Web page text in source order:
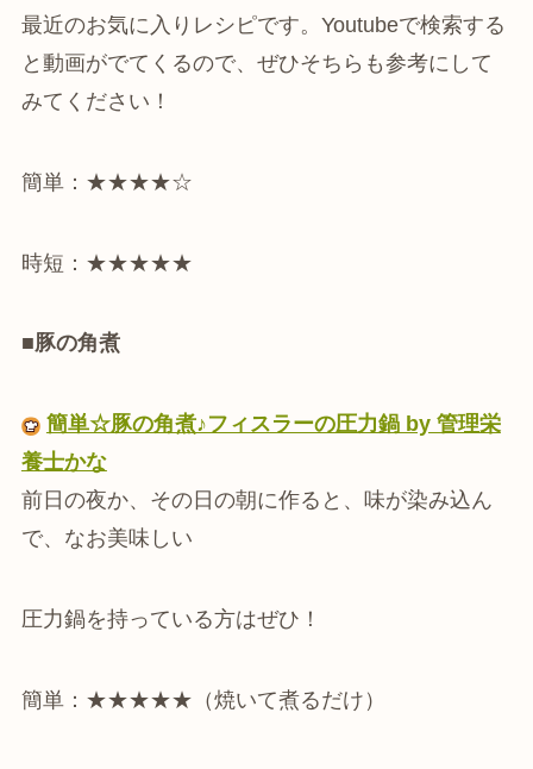
最近のお気に入りレシピです。Youtubeで検索する
と動画がでてくるので、ぜひそちらも参考にして
みてください！
簡単：★★★★☆
時短：★★★★★
■豚の角煮
簡単☆豚の角煮♪フィスラーの圧力鍋 by 管理栄
養士かな
前日の夜か、その日の朝に作ると、味が染み込ん
で、なお美味しい
圧力鍋を持っている方はぜひ！
簡単：★★★★★（焼いて煮るだけ）